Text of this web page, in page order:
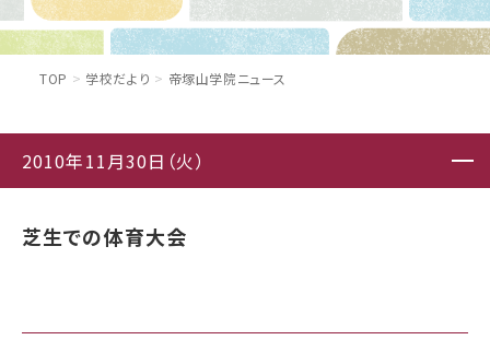
TOP 学校だより 帝塚山学院ニュース
2010年11月30日（火）
芝生での体育大会